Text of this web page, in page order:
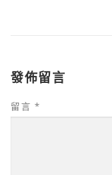
發佈留言
留言 *